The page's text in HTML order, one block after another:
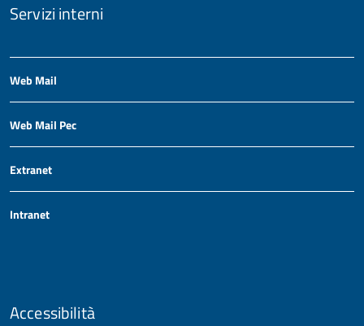
Servizi interni
Web Mail
Web Mail Pec
Extranet
Intranet
Accessibilità